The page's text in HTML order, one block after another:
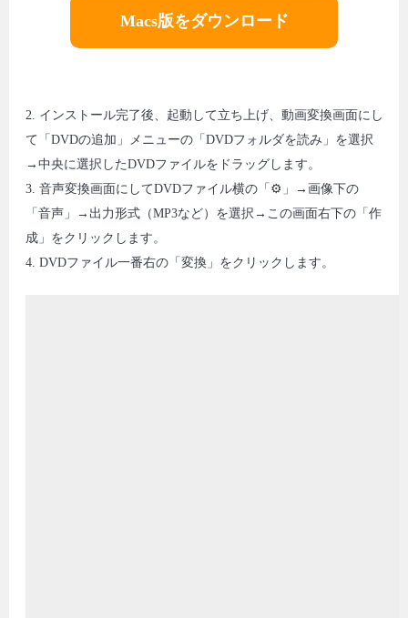
Macs版をダウンロード
2. インストール完了後、起動して立ち上げ、動画変換画面にし
て「DVDの追加」メニューの「DVDフォルダを読み」を選択
→中央に選択したDVDファイルをドラッグします。
3. 音声変換画面にしてDVDファイル横の「⚙」→画像下の
「音声」→出力形式（MP3など）を選択→この画面右下の「作
成」をクリックします。
4. DVDファイル一番右の「変換」をクリックします。